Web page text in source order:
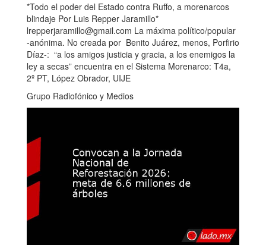
*Todo el poder del Estado contra Ruffo, a morenarcos
blindaje Por Luis Repper Jaramillo*
lrepperjaramillo@gmail.com La máxima político/popular
-anónima. No creada por Benito Juárez, menos, Porfirio
Díaz-: “a los amigos justicia y gracia, a los enemigos la
ley a secas” encuentra en el Sistema Morenarco: T4a,
2º PT, López Obrador, UIJE
Grupo Radiofónico y Medios